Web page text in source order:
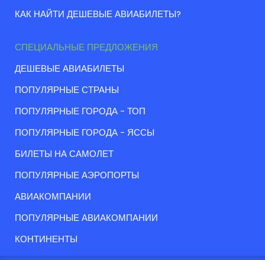
КАК НАЙТИ ДЕШЕВЫЕ АВИАБИЛЕТЫ?
СПЕЦИАЛЬНЫЕ ПРЕДЛОЖЕНИЯ
ДЕШЕВЫЕ АВИАБИЛЕТЫ
ПОПУЛЯРНЫЕ СТРАНЫ
ПОПУЛЯРНЫЕ ГОРОДА - ТОП
ПОПУЛЯРНЫЕ ГОРОДА - ЯССЫ
БИЛЕТЫ НА САМОЛЕТ
ПОПУЛЯРНЫЕ АЭРОПОРТЫ
АВИАКОМПАНИИ
ПОПУЛЯРНЫЕ АВИАКОМПАНИИ
КОНТИНЕНТЫ